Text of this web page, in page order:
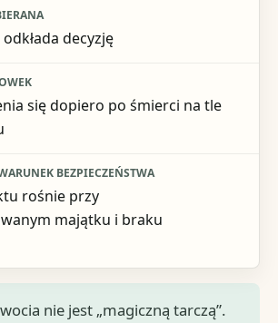
decyzję
się dopiero po śmierci na tle
rośnie przy
majątku i braku
nie jest „magiczną tarczą”.